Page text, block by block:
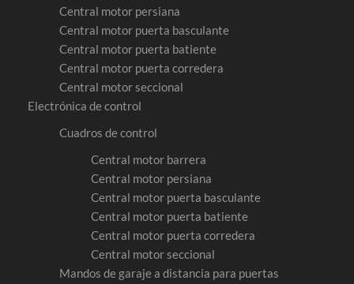
Central motor persiana
Central motor puerta basculante
Central motor puerta batiente
Central motor puerta corredera
Central motor seccional
Electrónica de control
Cuadros de control
Central motor barrera
Central motor persiana
Central motor puerta basculante
Central motor puerta batiente
Central motor puerta corredera
Central motor seccional
Mandos de garaje a distancia para puertas